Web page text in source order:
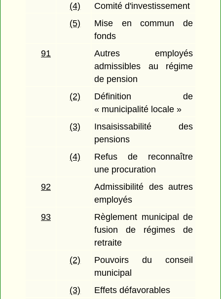
(4)
Comité d'investissement
(5)
Mise en commun de
fonds
91
Autres employés
admissibles au régime
de pension
(2)
Définition de
« municipalité locale »
(3)
Insaisissabilité des
pensions
(4)
Refus de reconnaître
une procuration
92
Admissibilité des autres
employés
93
Règlement municipal de
fusion de régimes de
retraite
(2)
Pouvoirs du conseil
municipal
(3)
Effets défavorables